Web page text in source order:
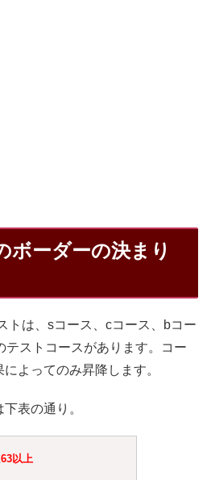
ボーダーの決まり
トは、sコース、cコース、bコー
テストコースがあります。コー
よってのみ昇降します。
表の通り。
63以上